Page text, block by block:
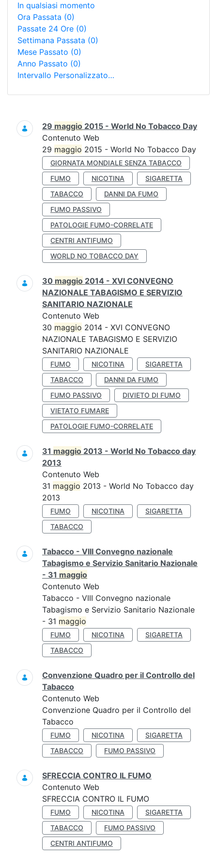
In qualsiasi momento
Ora Passata (0)
Passate 24 Ore (0)
Settimana Passata (0)
Mese Passato (0)
Anno Passato (0)
Intervallo Personalizzato…
Ricerca
29 maggio 2015 - World No Tobacco Day
Contenuto Web
29 maggio 2015 - World No Tobacco Day
GIORNATA MONDIALE SENZA TABACCO
FUMO
NICOTINA
SIGARETTA
TABACCO
DANNI DA FUMO
FUMO PASSIVO
PATOLOGIE FUMO-CORRELATE
CENTRI ANTIFUMO
WORLD NO TOBACCO DAY
30 maggio 2014 - XVI CONVEGNO
NAZIONALE TABAGISMO E SERVIZIO
SANITARIO NAZIONALE
Contenuto Web
30 maggio 2014 - XVI CONVEGNO
NAZIONALE TABAGISMO E SERVIZIO
SANITARIO NAZIONALE
FUMO NICOTINA
SIGARETTA
TABACCO
DANNI DA FUMO
FUMO PASSIVO
DIVIETO DI FUMO
VIETATO FUMARE
PATOLOGIE FUMO-CORRELATE
31 maggio 2013 - World No Tobacco day
2013
Contenuto Web
31 maggio 2013 - World No Tobacco day
2013
FUMO NICOTINA
SIGARETTA
TABACCO
Tabacco - VIII Convegno nazionale
Tabagismo e Servizio Sanitario Nazionale
- 31 maggio
Contenuto Web
Tabacco - VIII Convegno nazionale
Tabagismo e Servizio Sanitario Nazionale
- 31 maggio
FUMO NICOTINA
SIGARETTA
TABACCO
Convenzione Quadro per il Controllo del
Tabacco
Contenuto Web
Convenzione Quadro per il Controllo del
Tabacco
FUMO NICOTINA
SIGARETTA
TABACCO
FUMO PASSIVO
SFRECCIA CONTRO IL FUMO
Contenuto Web
SFRECCIA CONTRO IL FUMO
FUMO NICOTINA
SIGARETTA
TABACCO
FUMO PASSIVO
CENTRI ANTIFUMO